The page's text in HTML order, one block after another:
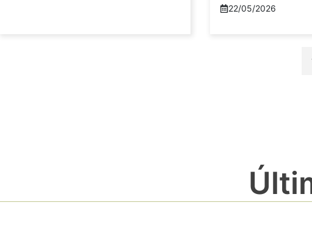
22/05/2026